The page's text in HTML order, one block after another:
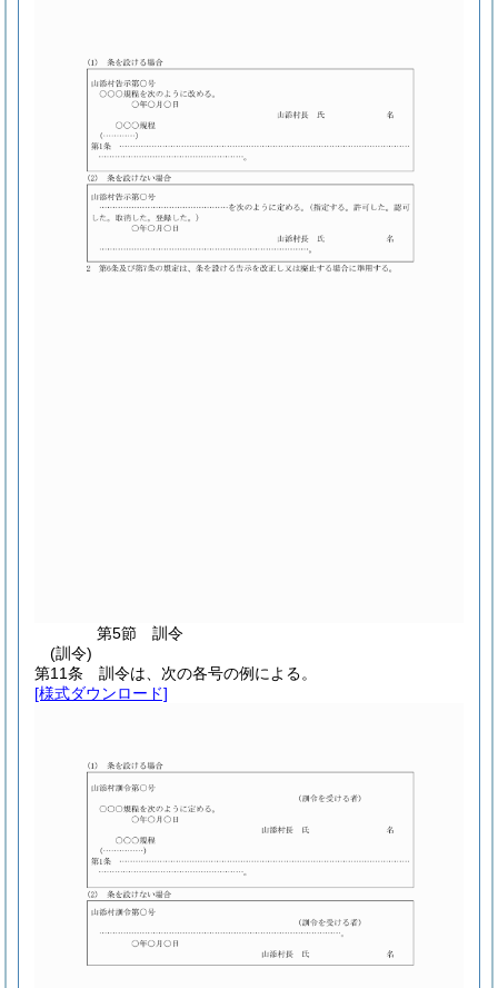
第5節
訓令
(訓令)
第11条
訓令は、次の各号の例による。
[様式ダウンロード]